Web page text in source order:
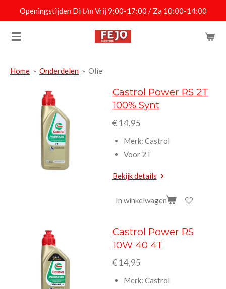
naar
Openingstijden Di t/m Vrij 9:00-17:00 / Za 10:00-14:00
Home » Onderdelen » Olie
Castrol Power RS 2T
100% Synt
€ 14,95
Merk: Castrol
Voor 2T
Bekijk details
In winkelwagen
Castrol Power RS
10W 40 4T
€ 14,95
Merk: Castrol